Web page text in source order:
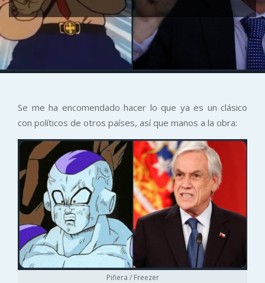
Se me ha encomendado hacer lo que ya es un clásico
con políticos de otros países, así que manos a la obra:
Piñera / Freezer